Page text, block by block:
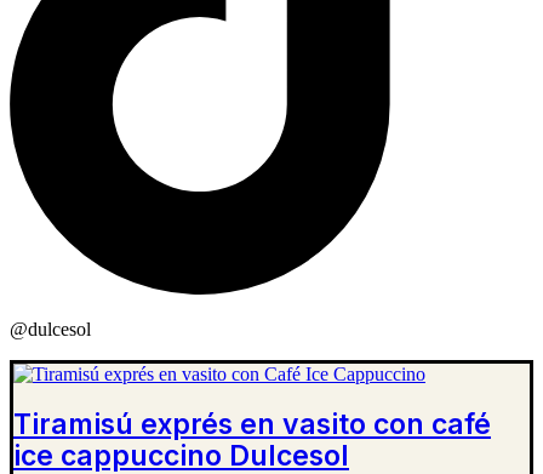
@dulcesol
Tiramisú exprés en vasito con café
ice cappuccino Dulcesol